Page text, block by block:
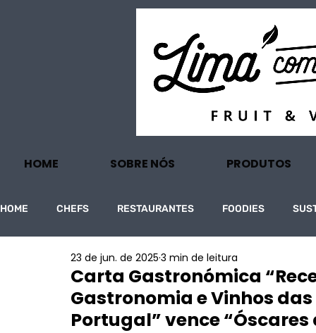
HOME SOBRE NÓS PRODUTOS
HOME CHEFS RESTAURANTES FOODIES
PROJECTOS TURISMO ECONOMIA
Carta Gastronómica
Gastronomia e Vinhos
Portugal” vence
23 de jun. de 2025 3 min de leitura